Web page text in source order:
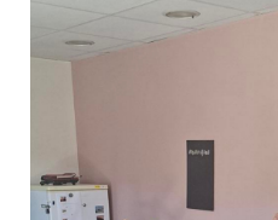
À travers leur engagement,
les travailleurs de nos ESAT
illustrés lors de concours